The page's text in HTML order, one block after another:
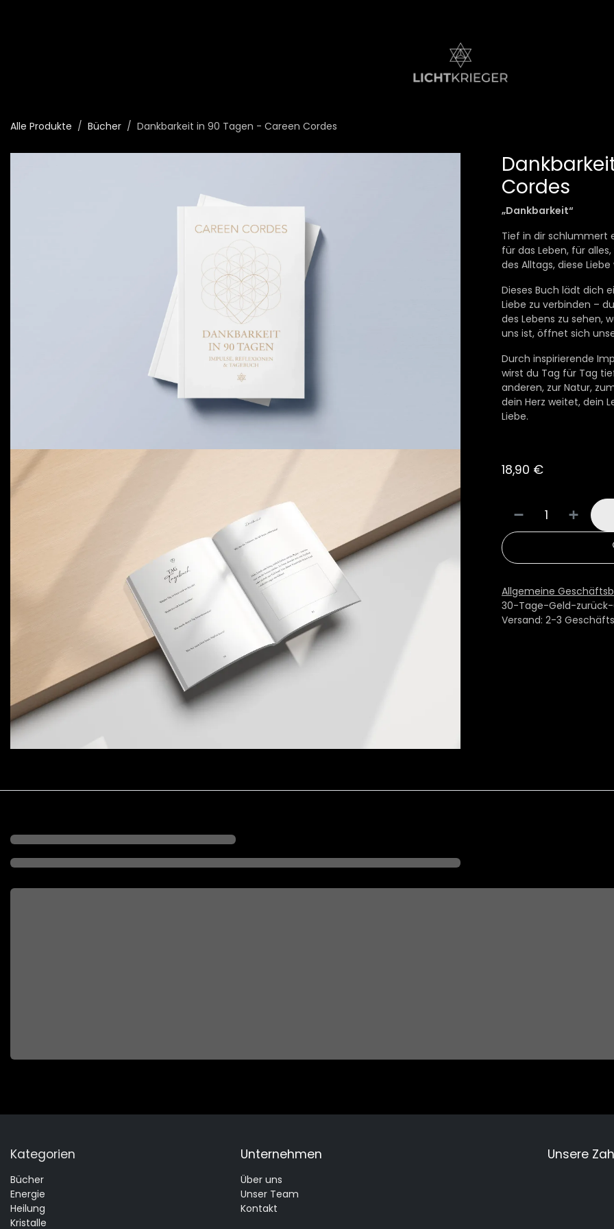
Alle Produkte Bücher Dankbarkeit in 90 Tagen - Careen Cordes
Cordes
„Dankbarkeit“
Tief in dir schlummert
für das Leben, für
des Alltags, diese
Dieses Buch lädt dich
Liebe zu verbinden –
des Lebens zu sehen,
uns ist, öffnet sich
Durch inspirierende
wirst du Tag für Tag
anderen, zur Natur,
dein Herz weitet, dein
Liebe.
18,90 €
Allgemeine
30-Tage-Geld-
Versand: 2-3
Kategorien
Bücher
Energie
Heilung
Kristalle
Unternehmen
Über uns
Unser Team
Kontakt
Unsere